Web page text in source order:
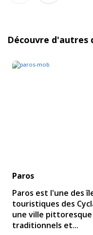
Découvre d'autres
Paros
Paros est l'une des
touristiques des
une ville
traditionnels et...